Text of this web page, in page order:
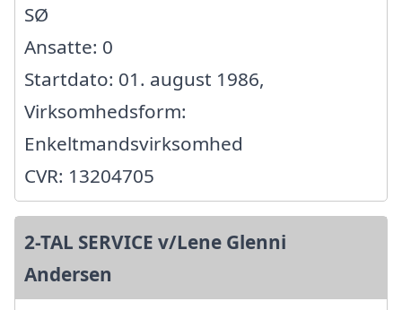
SØ
Ansatte: 0
Startdato: 01. august 1986,
Virksomhedsform:
Enkeltmandsvirksomhed
CVR: 13204705
2-TAL SERVICE v/Lene Glenni
Andersen